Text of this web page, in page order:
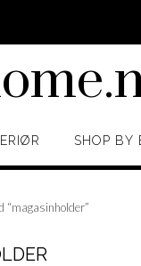
SHOP BY